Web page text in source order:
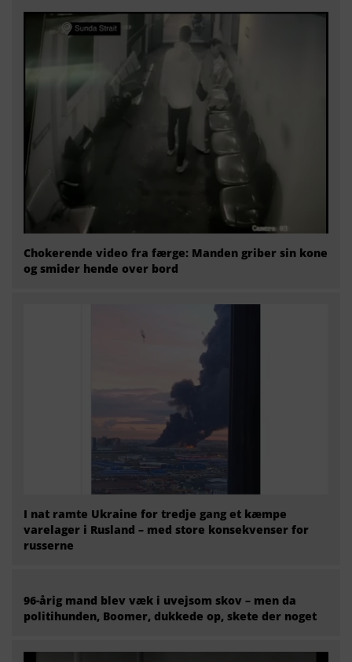
Chokerende video fra færge: Manden griber sin kone
og smider hende over bord
I nat ramte Ukraine for tredje gang et kæmpe
varelager i Rusland – med store konsekvenser for
russerne
96-årig mand blev væk i uvejsom skov – men da
politihunden, Boomer, dukkede op, skete der noget